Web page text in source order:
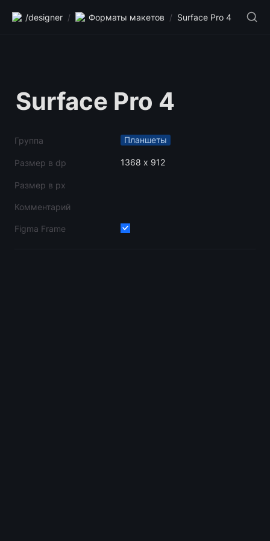
/designer / Форматы макетов / Surface Pro 4
Surface Pro 4
Группа Планшеты
Размер в dp 1368 х 912
Размер в px
Комментарий
Figma Frame